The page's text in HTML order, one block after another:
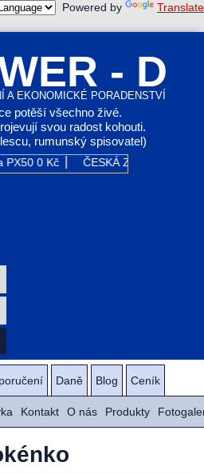
Powered by Translate
- D
A EKONOMICKÉ PORADENSTVÍ
potěší všechno živé.
svou radost kohouti.
rumunský spisovatel)
PX50 0 Kč ČESKÁ ZBROJOVKA GR
Daně Blog Ceník
Kontakt O nás Produkty